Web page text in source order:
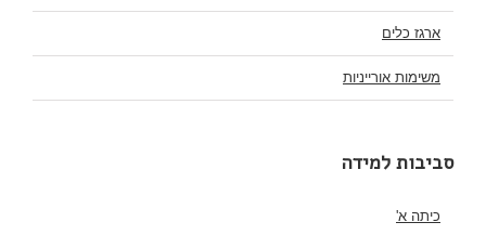
ארגז כלים
משימות אורייניות
סביבות למידה
כיתה א'